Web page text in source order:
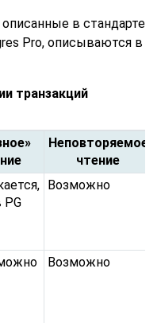
в стандарте
Pro, описываются в
транзакций
Неповторяемое
чтение
PG
Возможно
Возможно